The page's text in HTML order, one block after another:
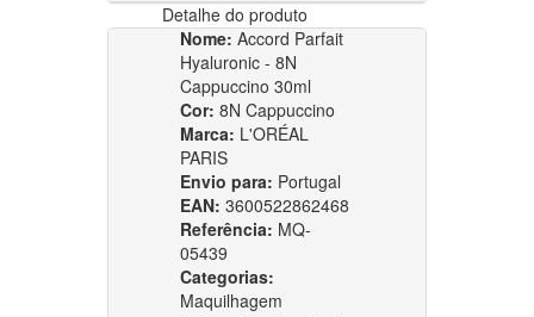
Detalhe do produto
Nome: Accord Parfait
Hyaluronic - 8N
Cappuccino 30ml
Cor: 8N Cappuccino
Marca: L'ORÉAL
PARIS
Envio para: Portugal
EAN: 3600522862468
Referência: MQ-
05439
Categorias:
Maquilhagem